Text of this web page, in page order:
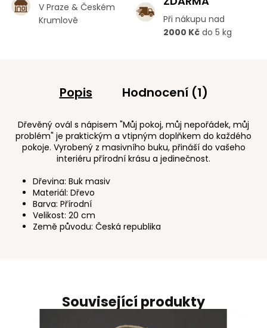
V Praze & Českém
Krumlově
Při nákupu nad
2000 Kč do 5 kg
Související produkty
Popis Hodnocení (1)
Dřevěný ovál s nápisem "Můj pokoj, můj nepořádek, můj
problém" je praktickým a vtipným doplňkem do každého
pokoje. Vyrobený z masivního buku, přináší do vašeho
interiéru přírodní krásu a jedinečnost.
Dřevina: Buk masiv
Materiál: Dřevo
Barva: Přírodní
Velikost: 20 cm
Země původu: Česká republika